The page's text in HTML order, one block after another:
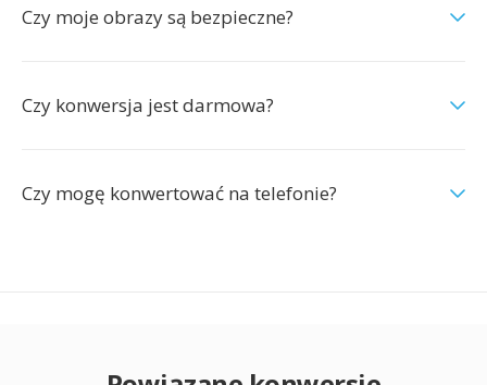
Czy moje obrazy są bezpieczne?
Czy konwersja jest darmowa?
Czy mogę konwertować na telefonie?